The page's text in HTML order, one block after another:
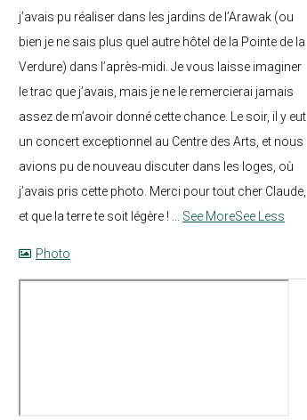
j’avais pu réaliser dans les jardins de l’Arawak (ou
bien je ne sais plus quel autre hôtel de la Pointe de la
Verdure) dans l’après-midi. Je vous laisse imaginer
le trac que j’avais, mais je ne le remercierai jamais
assez de m’avoir donné cette chance. Le soir, il y eut
un concert exceptionnel au Centre des Arts, et nous
avions pu de nouveau discuter dans les loges, où
j’avais pris cette photo. Merci pour tout cher Claude,
et que la terre te soit légère !
See MoreSee Less
Photo